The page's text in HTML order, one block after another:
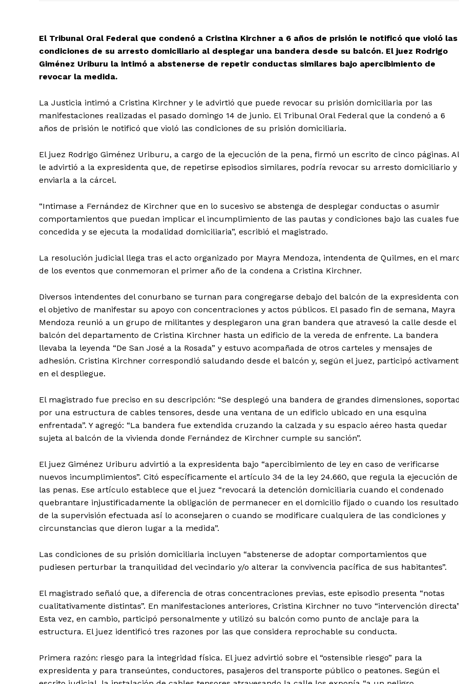
El Tribunal Oral Federal que condenó a Cristina Kirchner a 6 años de prisión le notificó que violó las
condiciones de su arresto domiciliario al desplegar una bandera desde su balcón. El juez Rodrigo
Giménez Uriburu la intimó a abstenerse de repetir conductas similares bajo apercibimiento de
revocar la medida.
La Justicia intimó a Cristina Kirchner y le advirtió que puede revocar su prisión domiciliaria por las
manifestaciones realizadas el pasado domingo 14 de junio. El Tribunal Oral Federal que la condenó a 6
años de prisión le notificó que violó las condiciones de su prisión domiciliaria.
El juez Rodrigo Giménez Uriburu, a cargo de la ejecución de la pena, firmó un escrito de cinco páginas.
le advirtió a la expresidenta que, de repetirse episodios similares, podría revocar su arresto domiciliario y
enviarla a la cárcel.
“Intimase a Fernández de Kirchner que en lo sucesivo se abstenga de desplegar conductas o asumir
comportamientos que puedan implicar el incumplimiento de las pautas y condiciones bajo las cuales fue
concedida y se ejecuta la modalidad domiciliaria”, escribió el magistrado.
La resolución judicial llega tras el acto organizado por Mayra Mendoza, intendenta de Quilmes, en el
de los eventos que conmemoran el primer año de la condena a Cristina Kirchner.
Diversos intendentes del conurbano se turnan para congregarse debajo del balcón de la expresidenta con
el objetivo de manifestar su apoyo con concentraciones y actos públicos. El pasado fin de semana, Mayra
Mendoza reunió a un grupo de militantes y desplegaron una gran bandera que atravesó la calle desde el
balcón del departamento de Cristina Kirchner hasta un edificio de la vereda de enfrente. La bandera
llevaba la leyenda “De San José a la Rosada” y estuvo acompañada de otros carteles y mensajes de
adhesión. Cristina Kirchner correspondió saludando desde el balcón y, según el juez, participó
en el despliegue.
El magistrado fue preciso en su descripción: “Se desplegó una bandera de grandes dimensiones,
por una estructura de cables tensores, desde una ventana de un edificio ubicado en una esquina
enfrentada”. Y agregó: “La bandera fue extendida cruzando la calzada y su espacio aéreo hasta quedar
sujeta al balcón de la vivienda donde Fernández de Kirchner cumple su sanción”.
El juez Giménez Uriburu advirtió a la expresidenta bajo “apercibimiento de ley en caso de verificarse
nuevos incumplimientos”. Citó específicamente el artículo 34 de la ley 24.660, que regula la ejecución de
las penas. Ese artículo establece que el juez “revocará la detención domiciliaria cuando el condenado
quebrantare injustificadamente la obligación de permanecer en el domicilio fijado o cuando los
de la supervisión efectuada así lo aconsejaren o cuando se modificare cualquiera de las condiciones y
circunstancias que dieron lugar a la medida”.
Las condiciones de su prisión domiciliaria incluyen “abstenerse de adoptar comportamientos que
pudiesen perturbar la tranquilidad del vecindario y/o alterar la convivencia pacífica de sus habitantes”.
El magistrado señaló que, a diferencia de otras concentraciones previas, este episodio presenta “notas
cualitativamente distintas”. En manifestaciones anteriores, Cristina Kirchner no tuvo “intervención
Esta vez, en cambio, participó personalmente y utilizó su balcón como punto de anclaje para la
estructura. El juez identificó tres razones por las que considera reprochable su conducta.
Primera razón: riesgo para la integridad física. El juez advirtió sobre el “ostensible riesgo” para la
expresidenta y para transeúntes, conductores, pasajeros del transporte público o peatones. Según el